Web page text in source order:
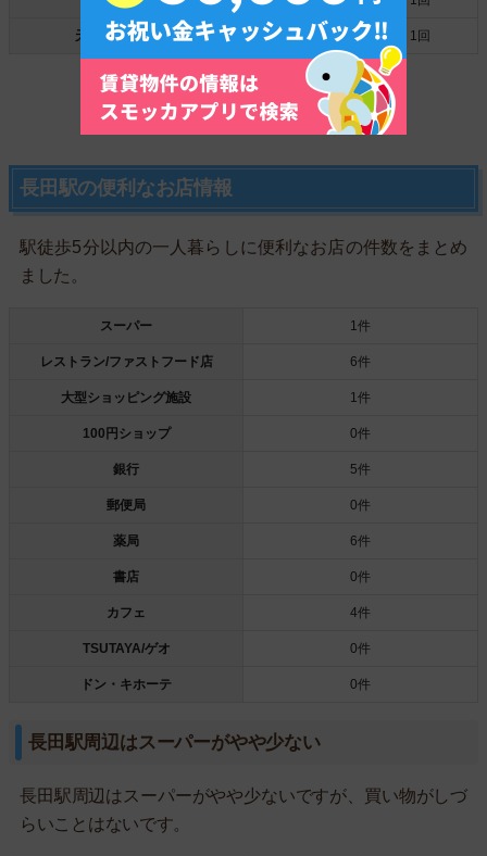
天神橋筋六丁目駅 約25分 1回
主要駅からの終電の時間はこちら
長田駅の便利なお店情報
駅徒歩5分以内の一人暮らしに便利なお店の件数をまとめ
ました。
スーパー 1件
レストラン/ファストフード店 6件
大型ショッピング施設 1件
100円ショップ 0件
銀行 5件
郵便局 0件
薬局 6件
書店 0件
カフェ 4件
TSUTAYA/ゲオ 0件
ドン・キホーテ 0件
長田駅周辺はスーパーがやや少ない
長田駅周辺はスーパーがやや少ないですが、買い物がしづ
らいことはないです。